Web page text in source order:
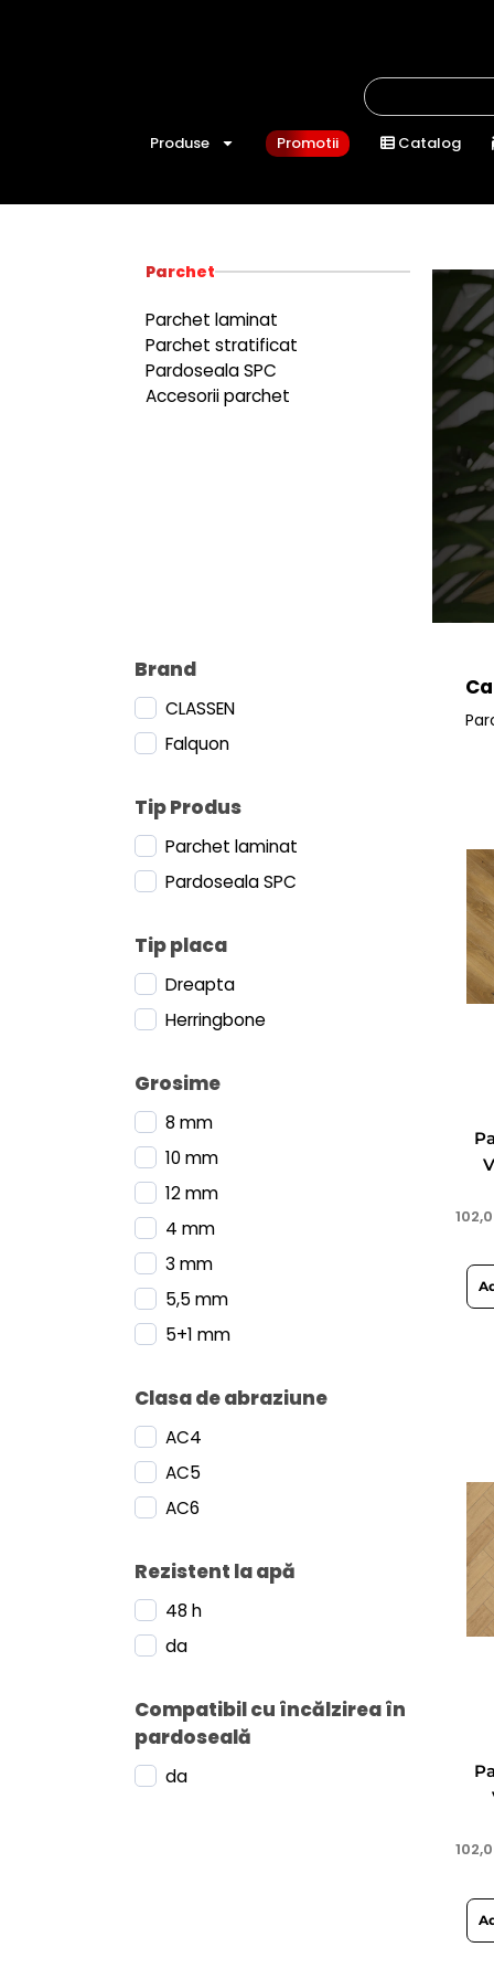
Produse Promotii Catalog
Parchet
Parchet laminat
Parchet stratificat
Pardoseala SPC
Accesorii parchet
Brand
CLASSEN
Falquon
Tip Produs
Parchet laminat
Pardoseala SPC
Tip placa
Dreapta
Herringbone
Grosime
8 mm
10 mm
12 mm
4 mm
3 mm
5,5 mm
5+1 mm
Clasa de abraziune
AC4
AC5
AC6
Rezistent la apă
48 h
da
Compatibil cu încălzirea în
pardoseală
da